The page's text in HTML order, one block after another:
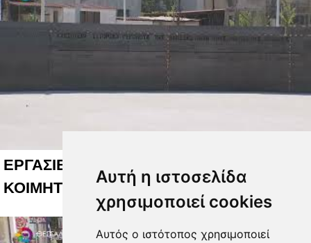
Αυτή η ιστοσελίδα
χρησιμοποιεί cookies
Αυτός ο ιστότοπος χρησιμοποιεί
ΕΡΓΑΣΙΕΣ ΑΝΑΠΛΑΣΗΣ ΣΤΟ ΠΑΛΙΟ
ΚΟΙΜΗΤΗΡΙΟ 04 08 2026